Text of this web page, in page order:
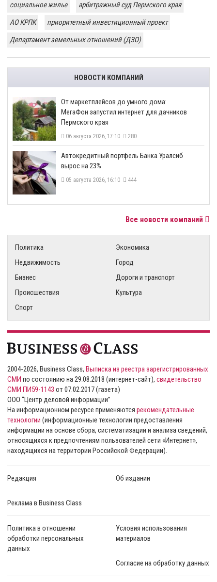
социальное жилье
арбитражный суд Пермского края
АО КРПК
приоритетный инвестиционный проект
​Департамент земельных отношений (ДЗО)
НОВОСТИ КОМПАНИЙ
От маркетплейсов до умного дома:
МегаФон запустил интернет для дачников
Пермского края
06 августа 2026, 17:10 280
​Автокредитный портфель Банка Уралсиб
вырос на 23%
05 августа 2026, 16:10 444
Все новости компаний
Политика
Экономика
Недвижимость
Город
Бизнес
Дороги и транспорт
Происшествия
Культура
Спорт
2004-2026, Business Class, Выписка из реестра зарегистрированных
СМИ по состоянию на 29.08.2018 (интернет-сайт), свидетельство
СМИ ПИ59-1143 от 07.02.2017 (газета)
ООО “Центр деловой информации”
На информационном ресурсе применяются рекомендательные
технологии (информационные технологии предоставления
информации на основе сбора, систематизации и анализа сведений,
относящихся к предпочтениям пользователей сети «Интернет»,
находящихся на территории Российской Федерации).
Редакция Об издании
Реклама в Business Class
Политика в отношении
обработки персональных
данных
Условия использования
материалов
Согласие на обработку данных